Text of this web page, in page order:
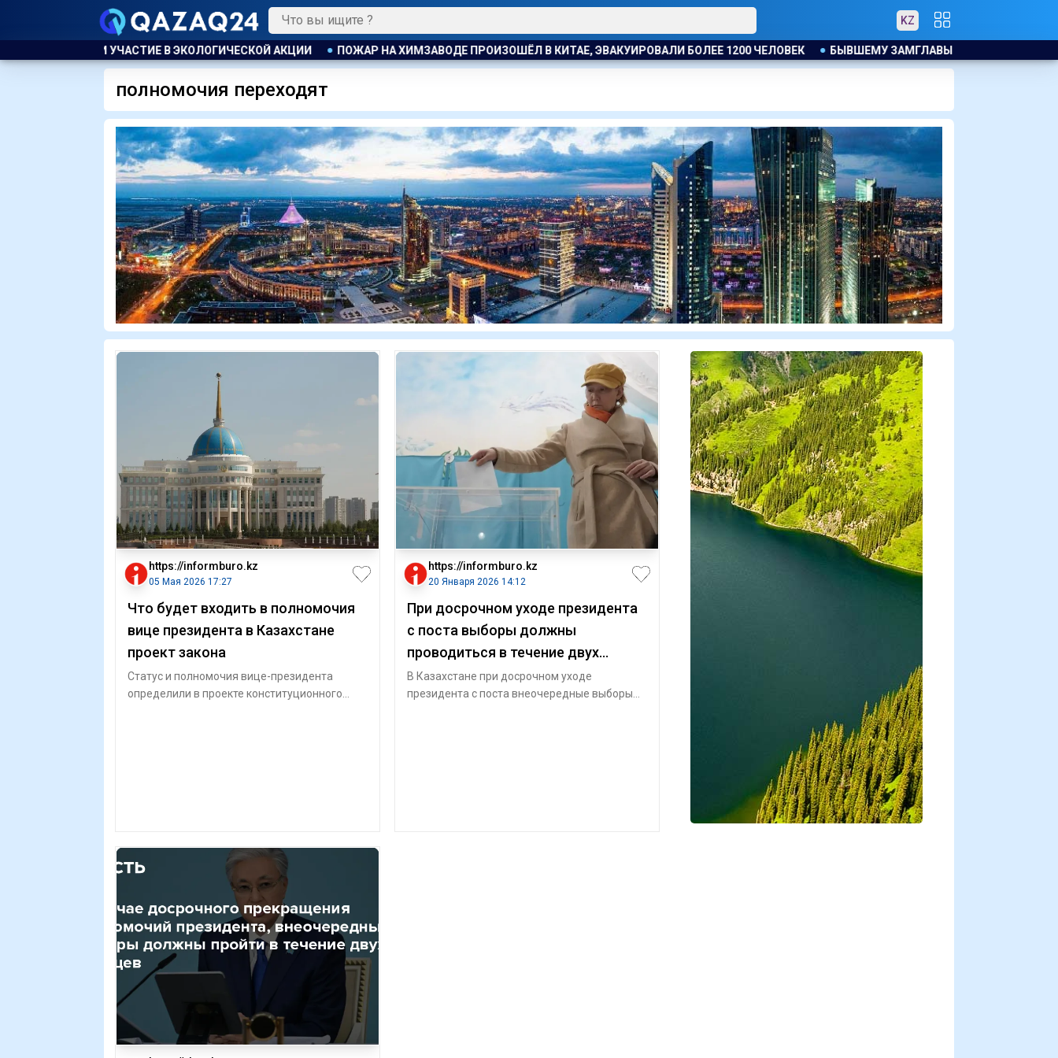
KZ
ПРИНЯЛИ УЧАСТИЕ В ЭКОЛОГИЧЕСКОЙ АКЦИИ ПОЖАР НА ХИМЗАВОДЕ ПРОИЗОШЁЛ В КИТАЕ, ЭВАКУИРОВАЛИ БОЛЕЕ 1200 ЧЕЛОВЕК БЫВШЕМУ ЗАМГЛАВЫ ОБОРОННОГО
полномочия переходят
https://informburo.kz
05 Мая 2026 17:27
Что будет входить в полномочия
вице президента в Казахстане
проект закона
Статус и полномочия вице-президента
определили в проекте конституционного
https://informburo.kz
20 Января 2026 14:12
При досрочном уходе президента
с поста выборы должны
проводиться в течение двух
месяцев Токаев
В Казахстане при досрочном уходе
президента с поста внеочередные выборы